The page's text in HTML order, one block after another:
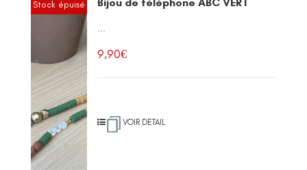
Stock épuisé
...
9,90€
VOIR DETAIL